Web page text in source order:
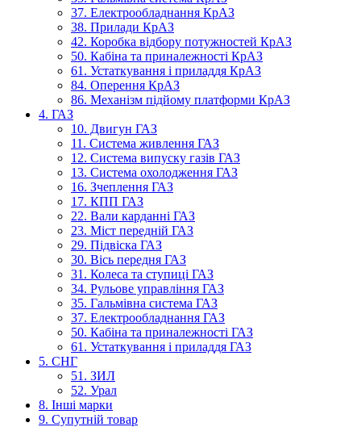
37. Електрообладнання КрАЗ
38. Прилади КрАЗ
42. Коробка відбору потужностей КрАЗ
50. Кабіна та приналежності КрАЗ
61. Устаткування і приладдя КрАЗ
84. Оперення КрАЗ
86. Механізм підйому платформи КрАЗ
4. ГАЗ
10. Двигун ГАЗ
11. Система живлення ГАЗ
12. Система випуску газів ГАЗ
13. Система охолодження ГАЗ
16. Зчеплення ГАЗ
17. КПП ГАЗ
22. Вали карданні ГАЗ
23. Міст передній ГАЗ
29. Підвіска ГАЗ
30. Вісь передня ГАЗ
31. Колеса та ступиці ГАЗ
34. Рульове управління ГАЗ
35. Гальмівна система ГАЗ
37. Електрообладнання ГАЗ
50. Кабіна та приналежності ГАЗ
61. Устаткування і приладдя ГАЗ
5. СНГ
51. ЗИЛ
52. Урал
8. Інші марки
9. Супутній товар